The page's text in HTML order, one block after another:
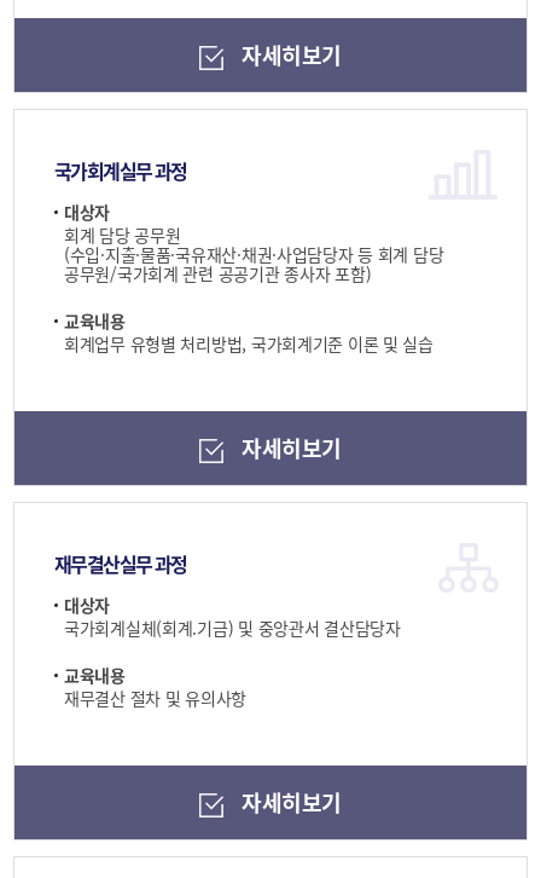
자세히보기
국가회계실무 과정
대상자
회계 담당 공무원
(수입·지출·물품·국유재산·채권·사업담당자 등 회계 담당
공무원/국가회계 관련 공공기관 종사자 포함)
교육내용
회계업무 유형별 처리방법, 국가회계기준 이론 및 실습
자세히보기
재무결산실무 과정
대상자
국가회계실체(회계.기금) 및 중앙관서 결산담당자
교육내용
재무결산 절차 및 유의사항
자세히보기